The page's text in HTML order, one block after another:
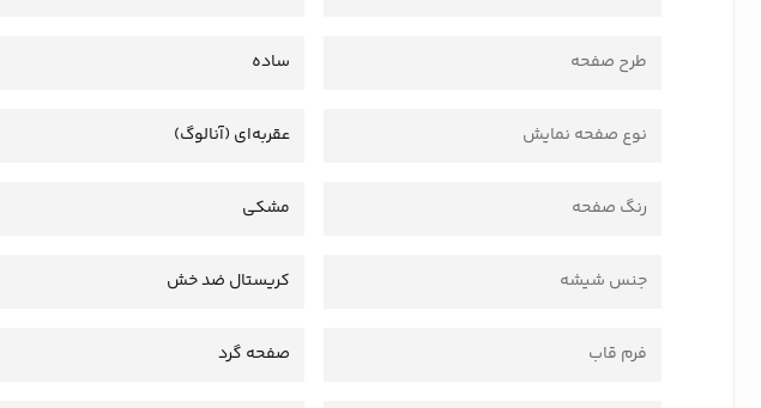
طرح صفحه ساده
نوع صفحه نمایش عقربه‌ای (آنالوگ)
رنگ صفحه مشکی
جنس شیشه کریستال ضد خش
فرم قاب صفحه گرد